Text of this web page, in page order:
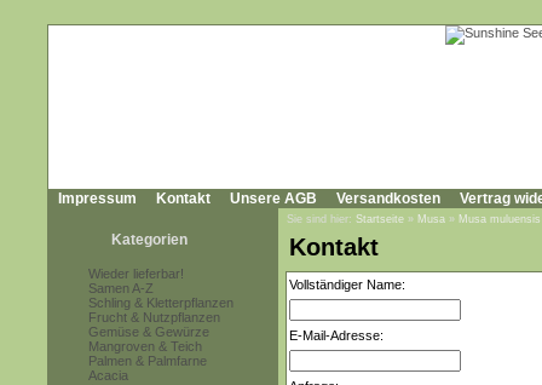
Impressum Kontakt Unsere AGB Versandkosten Vertrag
Kategorien
Wieder lieferbar!
Samen A-Z
Schling & Kletterpflanzen
Frucht & Nutzpflanzen
Gemüse & Gewürze
Mangroven & Teich
Palmen & Palmfarne
Acacia
Sie sind hier: Startseite » Musa » Musa muluensis
Kontakt
Vollständiger Name:
E-Mail-Adresse: